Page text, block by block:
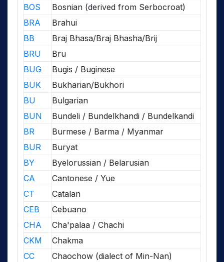
BOS
Bosnian (derived from Serbocroat)
BRA
Brahui
BB
Braj Bhasa/Braj Bhasha/Brij
BRU
Bru
BUG
Bugis / Buginese
BUK
Bukharian/Bukhori
BU
Bulgarian
BUN
Bundeli / Bundelkhandi / Bundelkandi
BR
Burmese / Barma / Myanmar
BUR
Buryat
BY
Byelorussian / Belarusian
CA
Cantonese / Yue
CT
Catalan
CEB
Cebuano
CHA
Cha'palaa / Chachi
CKM
Chakma
CC
Chaochow (dialect of Min-Nan)